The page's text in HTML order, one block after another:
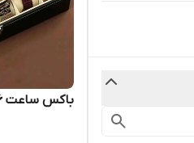
باکس ساعت ۶تایی چرم قفل دار